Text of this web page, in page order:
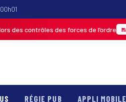
des forces de l’ordre MARTINIQUE
RÉGIE PUB APPLI MOBILE